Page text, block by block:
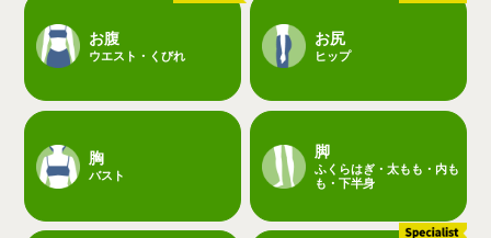
お腹
ウエスト・くびれ
お尻
ヒップ
胸
バスト
脚
ふくらはぎ・太もも・内も
も・下半身